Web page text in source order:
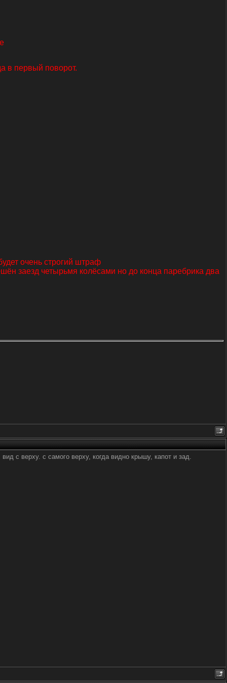
в первый поворот.
очень строгий штраф
заезд четырьмя колёсами но до конца паребрика два
с верху. с самого верху, когда видно крышу, капот и зад.